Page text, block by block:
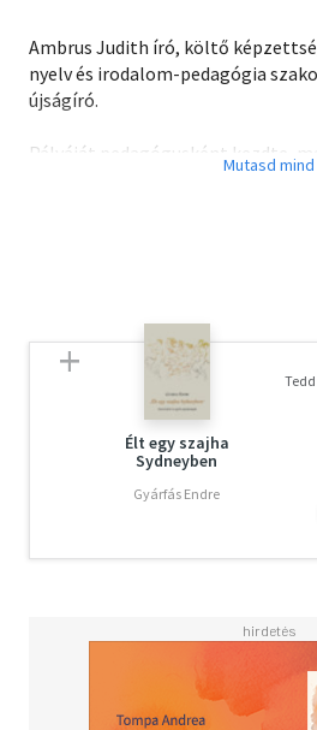
Ambrus Judith író, költő
nyelv és irodalom-pedagógia
újságíró.
Pályáját pedagógusként kezdte,
fogyó napjaim ezüstös hídján
múlt, jelen olvadozik
míg tenyerembe rejtem a szelíd
Élt egy szajha
Sydneyben
Gyárfás Endre